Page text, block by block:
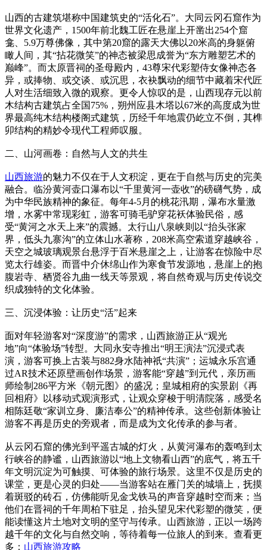
山西的古建筑堪称中国建筑史的“活化石”。大同云冈石窟作为
世界文化遗产，1500年前北魏工匠在悬崖上开凿出254个窟
龛、5.9万尊佛像，其中第20窟的露天大佛以20米高的身躯俯
瞰人间，其“拈花微笑”的神态被梁思成誉为“东方雕塑艺术的
巅峰”。而太原晋祠的圣母殿内，43尊宋代彩塑侍女像神态各
异，或捧物、或交谈、或沉思，衣袂飘动的细节中藏着宋代匠
人对生活细致入微的观察。更令人惊叹的是，山西现存元以前
木结构古建筑占全国75%，朔州应县木塔以67米的高度成为世
界最高纯木结构楼阁式建筑，历经千年地震仍屹立不倒，其榫
卯结构的精妙令现代工程师叹服。
二、山河画卷：自然与人文的共生
山西旅游的魅力不仅在于人文积淀，更在于自然与历史的完美
融合。临汾黄河壶口瀑布以“千里黄河一壶收”的磅礴气势，成
为中华民族精神的象征。每年4-5月的桃花汛期，瀑布水量激
增，水雾中常现彩虹，游客可骑毛驴穿花袄体验民俗，感
受“黄河之水天上来”的震撼。太行山八泉峡则以“抬头张家
界，低头九寨沟”的立体山水著称，208米高空索道穿越峡谷，
天空之城玻璃观景台悬浮于百米悬崖之上，让游客在惊险中尽
览太行雄姿。而晋中介休绵山作为寒食节发源地，悬崖上的抱
腹岩寺、栖贤谷九曲一线天等景观，将自然奇观与历史传说交
织成独特的文化体验。
三、沉浸体验：让历史“活”起来
面对年轻游客对“深度游”的需求，山西旅游正从“观光
地”向“体验场”转型。大同永安寺推出“明王演法”沉浸式表
演，游客可换上古装与882身水陆神祇“共演”；运城永乐宫通
过AR技术还原壁画创作场景，游客能“穿越”到元代，亲历画
师绘制286平方米《朝元图》的盛况；皇城相府的实景剧《再
回相府》以移动式观演形式，让观众穿梭于明清院落，感受名
相陈廷敬“家训立身、廉洁奉公”的精神传承。这些创新体验让
游客不再是历史的旁观者，而是成为文化传承的参与者。
从云冈石窟的佛光到平遥古城的灯火，从黄河瀑布的轰鸣到太
行峡谷的静谧，山西旅游以“地上文物看山西”的底气，将五千
年文明沉淀为可触摸、可体验的旅行场景。这里不仅是历史的
课堂，更是心灵的归处——当游客站在雁门关的城墙上，抚摸
着斑驳的砖石，仿佛能听见金戈铁马的声音穿越时空而来；当
他们在晋祠的千年周柏下驻足，抬头望见宋代彩塑的微笑，便
能读懂这片土地对文明的坚守与传承。山西旅游，正以一场跨
越千年的文化与自然交响，等待着每一位旅人的到来。查看更
多： 山西旅游攻略